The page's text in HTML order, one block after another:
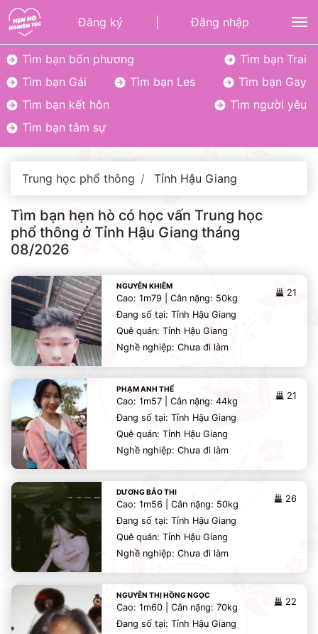
Đăng ký Đăng nhập
Tìm bạn bốn phương
Tìm bạn Trai
Tìm bạn Gái
Tìm bạn Les
Tìm bạn Gay
Tìm bạn kết hôn
Tìm người yêu
Tìm bạn tâm sự
Trung học phổ thông Tỉnh Hậu Giang
Tìm bạn hẹn hò có học vấn Trung học
phổ thông ở Tỉnh Hậu Giang tháng
08/2026
NGUYỄN KHIÊM
21
Cao: 1m79 | Cân nặng: 50kg
Đang số tại: Tỉnh Hậu Giang
Quê quán: Tỉnh Hậu Giang
Nghề nghiệp: Chưa đi làm
PHẠM ANH THỂ
21
Cao: 1m57 | Cân nặng: 44kg
Đang số tại: Tỉnh Hậu Giang
Quê quán: Tỉnh Hậu Giang
Nghề nghiệp: Chưa đi làm
DƯƠNG BẢO THI
26
Cao: 1m56 | Cân nặng: 50kg
Đang số tại: Tỉnh Hậu Giang
Quê quán: Tỉnh Hậu Giang
Nghề nghiệp: Chưa đi làm
NGUYỄN THỊ HỒNG NGỌC
22
Cao: 1m60 | Cân nặng: 70kg
Đang số tại: Tỉnh Hậu Giang